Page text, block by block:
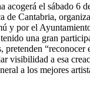
acogerá el sábado 6
de Cantabria,
y por el
una gran
pretenden “reconocer
visibilidad a esa
a los mejores